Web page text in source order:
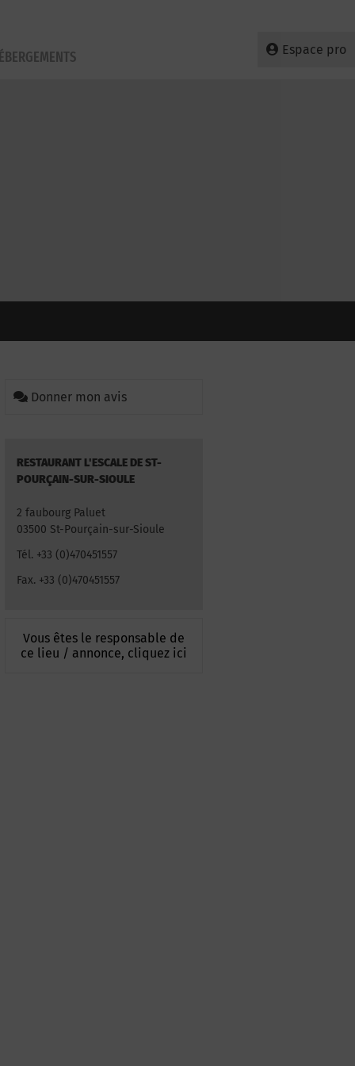
Espace pro
Donner mon avis
RESTAURANT L'ESCALE DE ST-
POURÇAIN-SUR-SIOULE
2 faubourg Paluet
03500 St-Pourçain-sur-Sioule
Tél. +33 (0)470451557
Fax. +33 (0)470451557
Vous êtes le responsable de
ce lieu / annonce, cliquez ici